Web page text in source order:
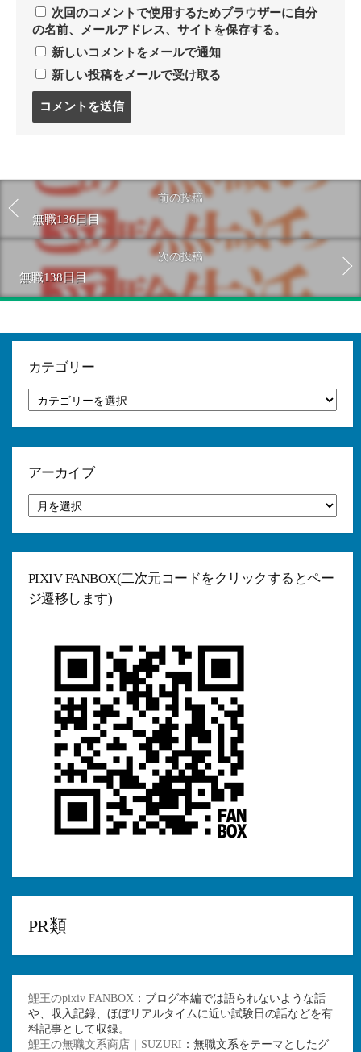
次回のコメントで使用するためブラウザーに自分
の名前、メールアドレス、サイトを保存する。
新しいコメントをメールで通知
新しい投稿をメールで受け取る
る
前の投稿
無職136日目
次の投稿
無職138日目
カテゴリー
テ
ゴ
アーカイブ
ー
カ
PIXIV FANBOX(二次元コードをクリックするとペー
ジ遷移します)
PR類
鯉王のpixiv FANBOX ：ブログ本編では語られないような話
や、収入記録、ほぼリアルタイムに近い試験日の話などを有
料記事として収録。
鯉王の無職文系商店｜SUZURI ：無職文系をテーマとしたグ